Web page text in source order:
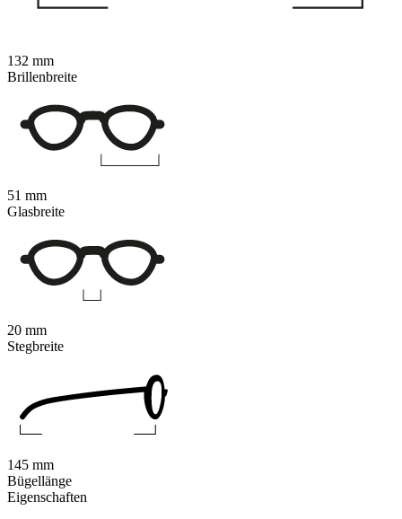
Eigenschaften
132 mm
Brillenbreite
51 mm
Glasbreite
20 mm
Stegbreite
145 mm
Bügellänge